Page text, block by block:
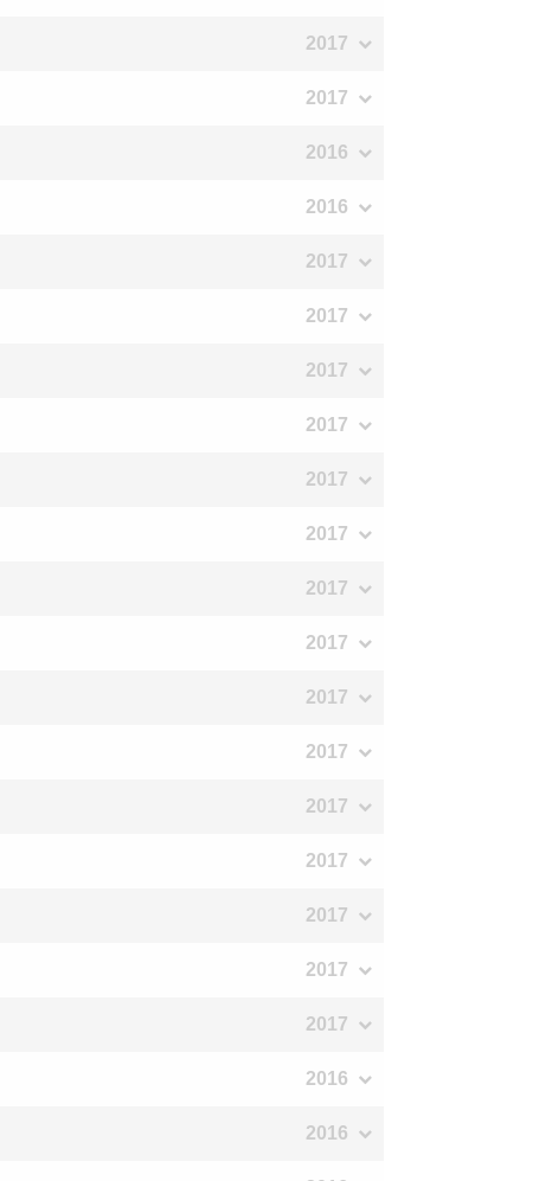
2017
2017
2016
2016
2017
2017
2017
2017
2017
2017
2017
2017
2017
2017
2017
2017
2017
2017
2017
2016
2016